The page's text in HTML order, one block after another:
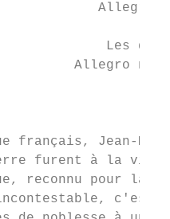
Les
Allegro
français,
furent à la
reconnu pour
c'est